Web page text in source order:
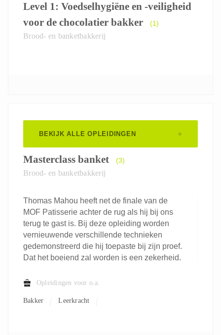
Level 1: Voedselhygiëne en -veiligheid
voor de chocolatier bakker
(1)
Brood- en banketbakkerij
BEKIJK ALLE OPLEIDINGEN
Masterclass banket (3)
Brood- en banketbakkerij
Thomas Mahou heeft net de finale van de
MOF Patisserie achter de rug als hij bij ons
terug te gast is. Bij deze opleiding worden
vernieuwende verschillende technieken
gedemonstreerd die hij toepaste bij zijn proef.
Dat het boeiend zal worden is een zekerheid.
Opleidingen voor o.a.
Bakker Leerkracht